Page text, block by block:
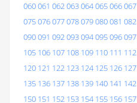
060061 062063064065066067
075076077078079080081 082
090091 092093094095096097
105 106 107 108 109 110 111 112
120 121 122 123 124 125 126 127
135 136 137 138 139 140 141 142
150 151 152 153 154 155 156 157